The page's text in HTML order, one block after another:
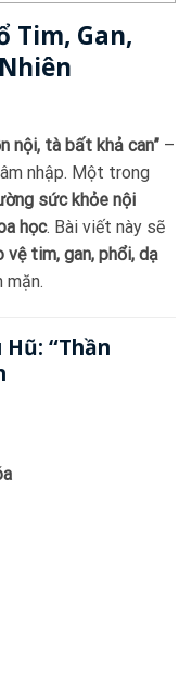
Tim, Gan,
nội, tà bất khả can” –
nhập. Một trong
sức khỏe nội
học. Bài viết này sẽ
vệ tim, gan, phổi, dạ
mặn.
Hũ: “Thần